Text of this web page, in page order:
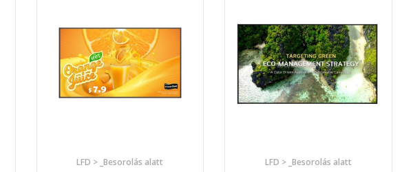
LFD > _Besorolás alatt LFD > _Besorolás alatt